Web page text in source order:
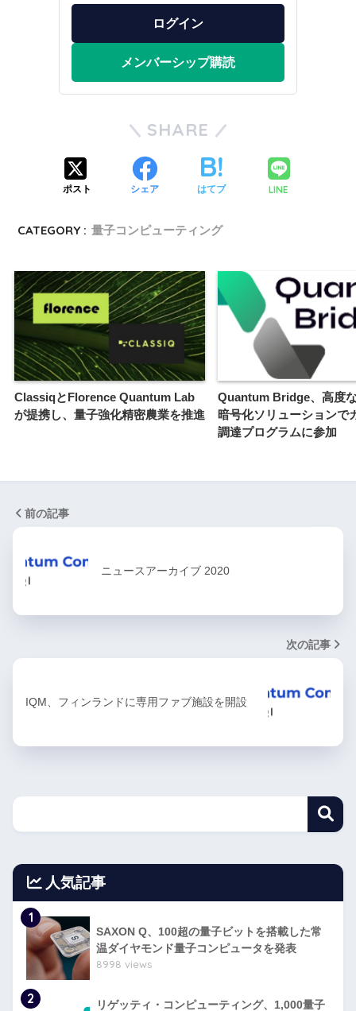
ログイン
メンバーシップ購読
SHARE
ポスト シェア はてブ LINE
CATEGORY : 量子コンピューティング
ClassiqとFlorence Quantum Lab
が提携し、量子強化精密農業を推進
Quantum Bridge、高度
暗号化ソリューションで
調達プログラムに参加
前の記事
ニュースアーカイブ 2020
次の記事
IQM、フィンランドに専用ファブ施設を開設
人気記事
1
SAXON Q、100超の量子ビットを搭載した常
温ダイヤモンド量子コンピュータを発表
8998 views
2
リゲッティ・コンピューティング、1,000量子